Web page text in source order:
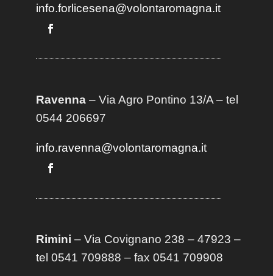
info.forlicesena@volontaromagna.it
Ravenna– Via Agro Pontino 13/A– tel
0544 206697
info.ravenna@volontaromagna.it
Rimini – Via Covignano 238 – 47923 –
tel 0541 709888 – fax 0541 709908